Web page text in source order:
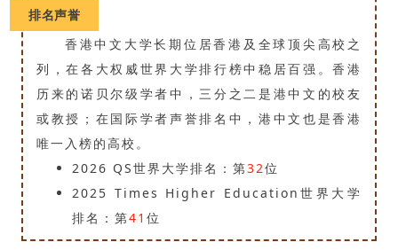
排名声誉
香港中文大学长期位居香港及全球顶尖高校之
列，在各大权威世界大学排行榜中稳居百强。香港
历来的诺贝尔级学者中，三分之二是港中文的校友
或教授；在国际学者声誉排名中，港中文也是香港
唯一入榜的高校。
2026 QS世界大学排名：第32位
2025 Times Higher Education世界大学
排名：第41 位